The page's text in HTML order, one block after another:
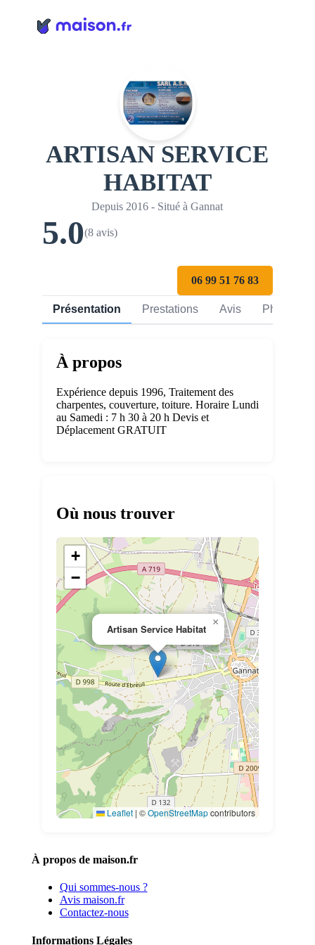
ARTISAN SERVICE
HABITAT
Depuis 2016 - Situé à Gannat
5.0(8 avis)
06 99 51 76 83
Présentation Prestations Avis Photos
À propos
Expérience depuis 1996, Traitement des
charpentes, couverture, toiture. Horaire Lundi
au Samedi : 7 h 30 à 20 h Devis et
Déplacement GRATUIT
Où nous trouver
Artisan Service Habitat
×
+
−
Leaflet | ©OpenStreetMapcontributors
À propos de maison.fr
Qui sommes-nous ?
Avis maison.fr
Contactez-nous
Informations Légales